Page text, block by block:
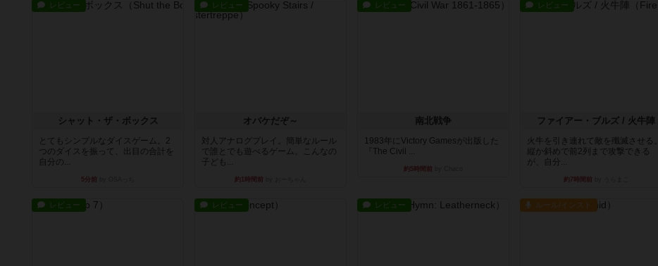
レビュー
シャット・ザ・ボックス
とてもシンプルなダイスゲーム。2
つのダイスを振って、出目の合計を
自分の...
5分前
レビュー
オバケだぞ～
対人アナログプレイ。簡単なルール
で誰とでも遊べるゲーム。こんなの
子ども...
約1時間前
レビュー
南北戦争
1983年にVictory Gamesが出版した
『The Civil ...
約5時間前
レビュー
ファイアー・ブルズ / 火牛陣
火牛を引き連れて敵を殲滅させる。
縦か斜めで前2列まで攻撃できる
が、自分...
約7時間前
レビュー レビュー レビュー ルール/インスト